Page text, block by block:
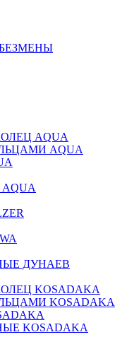
AQUA
AQUA
ДУНАЕВ
KOSADAKA
KOSADAKA
KOSADAKA